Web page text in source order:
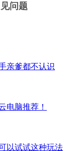
问题
亲爹都不认识
电脑推荐！
以试试这种玩法